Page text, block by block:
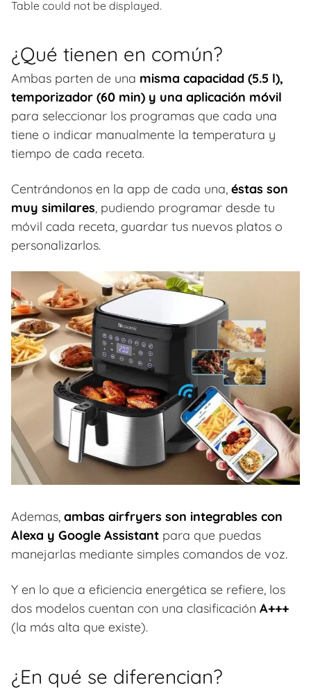
Table could not be displayed.
¿Qué tienen en común?
Ambas parten de una misma capacidad (5.5 l),
temporizador (60 min) y una aplicación móvil
para seleccionar los programas que cada una
tiene o indicar manualmente la temperatura y
tiempo de cada receta.
Centrándonos en la app de cada una, éstas son
muy similares, pudiendo programar desde tu
móvil cada receta, guardar tus nuevos platos o
personalizarlos.
Ademas, ambas airfryers son integrables con
Alexa y Google Assistant para que puedas
manejarlas mediante simples comandos de voz.
Y en lo que a eficiencia energética se refiere, los
dos modelos cuentan con una clasificación A+++
(la más alta que existe).
¿En qué se diferencian?